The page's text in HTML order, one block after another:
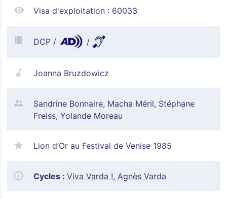
Visa d'exploitation : 60033
DCP
Joanna Bruzdowicz
Sandrine Bonnaire, Macha Méril, Stéphane
Freiss, Yolande Moreau
Lion d’Or au Festival de Venise 1985
Cycles : Viva Varda !, Agnès Varda